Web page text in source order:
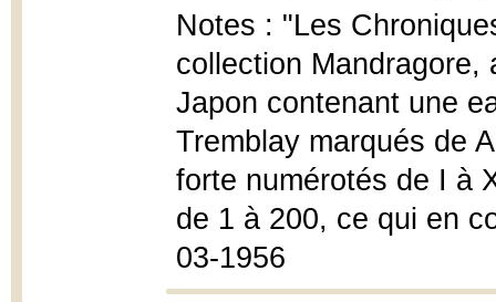
Notes : "Les
collection Mandragore,
Japon contenant une
Tremblay marqués de
forte numérotés de I à
de 1 à 200, ce qui en
03-1956